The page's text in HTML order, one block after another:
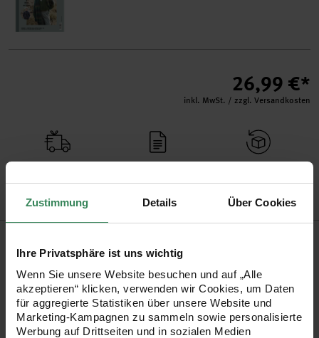
Zustimmung Details Über Cookies
Ihre Privatsphäre ist uns wichtig
Wenn Sie unsere Website besuchen und auf „Alle
akzeptieren“ klicken, verwenden wir Cookies, um Daten
für aggregierte Statistiken über unsere Website und
Marketing-Kampagnen zu sammeln sowie personalisierte
Werbung auf Drittseiten und in sozialen Medien
26,99 €*
inkl. MwSt. / zzgl. Versandkosten
ab 34,99 €
rückgabe
Schwierigkeitsgrad Anfänger
Nadelstärke in mm 5 mm
Pflegehinweise
Mehr Informationen zu Pflegehinweisen